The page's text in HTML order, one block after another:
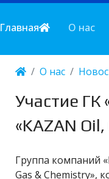
Главная О нас
О нас
Участие ГК
«KAZAN
Группа компаний
Gas & Chemistry»,